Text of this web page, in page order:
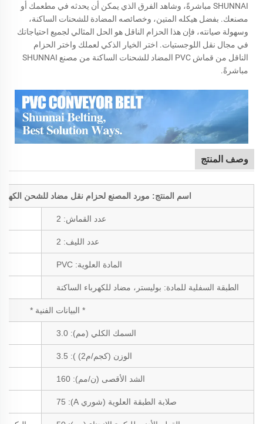
SHUNNAI مباشرةً، وشاهد الفرق الذي يمكن أن يحدثه في مطعمك أو
مصنعك. بفضل هيكله المتين، وخصائصه المضادة للشحنات الساكنة،
وسهولة صيانته، فإن هذا الحزام الناقل هو الحل المثالي لجميع احتياجاتك
في مجال نقل اللوجستيات. اختر الخيار الذكي لعملك واختر الحزام
الناقل من قماش PVC المضاد للشحنات الساكنة من مصنع SHUNNAI
مباشرةً.
وصف المنتج
اسم المنتج: مورد المصنع لحزام نقل مضاد للشحن
عدد القماش: 2
عدد الليف: 2
المادة العلوية: PVC
الطبقة السفلية للمادة: بوليستر، مضاد للكهرباء الساكنة
* البيانات الفنية *
السمك الكلي (مم): 3.0
الوزن (كجم/م2) ):
3.5
الشد الأقصى (ن/مم): 160
صلابة الطبقة العلوية (شوري A): 75